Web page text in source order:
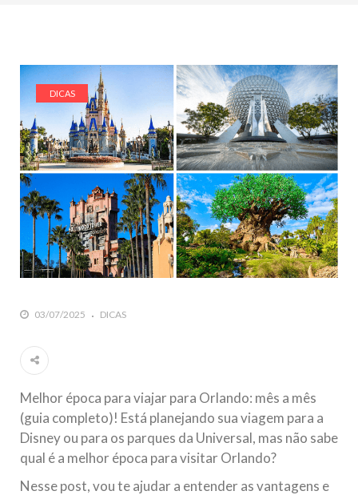
DICAS
03/07/2025 DICAS
Melhor época para viajar para Orlando: mês a mês
(guia completo)! Está planejando sua viagem para a
Disney ou para os parques da Universal, mas não sabe
qual é a melhor época para visitar Orlando?
Nesse post, vou te ajudar a entender as vantagens e